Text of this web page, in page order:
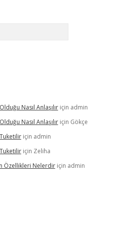
Nasıl Anlaşılıriçin admin
Nasıl Anlaşılıriçin Gökçe
için admin
için Zeliha
Özellikleri Nelerdiriçin admin